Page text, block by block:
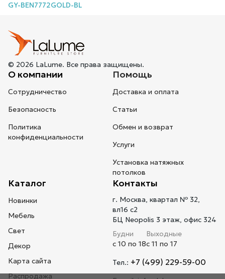
GY-BEN7772GOLD-BL
© 2026 LaLume. Все права защищены.
О компании
Сотрудничество
Безопасность
Политика
конфиденциальности
Помощь
Доставка и оплата
Статьи
Обмен и возврат
Услуги
Установка натяжных
потолков
Каталог
Новинки
Мебель
Свет
Декор
Карта сайта
Распродажа
Контакты
г. Москва, квартал № 32,
вл16 с2
БЦ Neopolis 3 этаж, офис 324
Будни
с 10 по 18
Выходные
с 11 по 17
Тел.: +7 (499) 229-59-00